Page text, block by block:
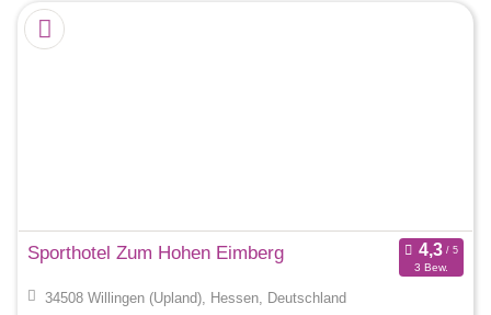
Sporthotel Zum Hohen Eimberg
3 Bew.
34508 Willingen (Upland), Hessen, Deutschland